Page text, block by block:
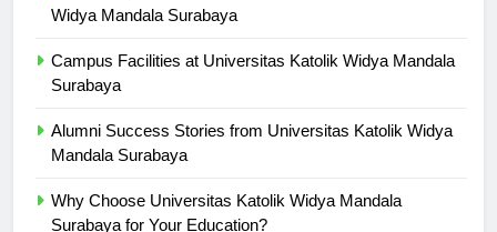
Scholarships and Financial Aid at Universitas Katolik
Campus Facilities at Universitas Katolik Widya Mandala
Alumni Success Stories from Universitas Katolik Widya
Why Choose Universitas Katolik Widya Mandala